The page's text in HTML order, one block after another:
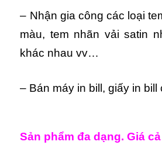
– Nhận gia công các loại
màu, tem nhãn vải satin
khác nhau vv…
– Bán máy in bill, giấy in bill
Sản phẩm đa dạng. Giá